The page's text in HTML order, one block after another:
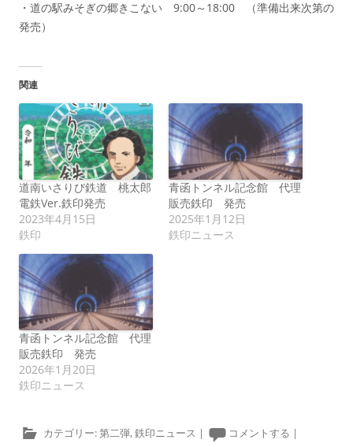
・道の駅みそぎの郷きこない 9:00～18:00 （準備出来次第の
発売）
関連
道南いさりび鉄道 桃太郎
電鉄Ver.鉄印発売
2023年4月15日
鉄印
青函トンネル記念館 代理
販売鉄印 発売
2025年1月12日
鉄印ニュース
青函トンネル記念館 代理
販売鉄印 発売
2026年1月20日
鉄印ニュース
カテゴリー:第二弾,鉄印ニュース | コメントする |